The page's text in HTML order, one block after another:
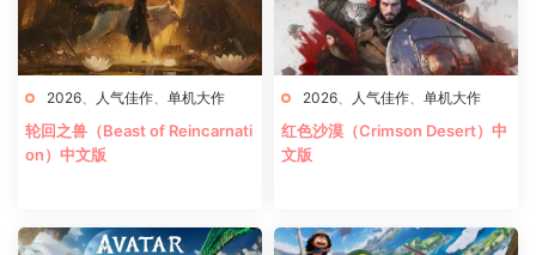
2026 人气佳作 单机大作
轮回之兽（Beast of Reincarnati
on）中文版
2026 人气佳作 单机大作
红色沙漠（Crimson Desert）中
文版